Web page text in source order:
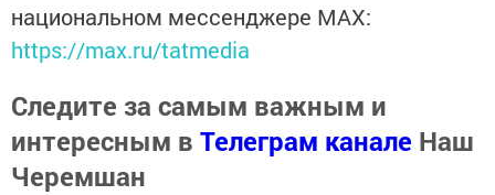
национальном мессенджере MАХ:
https://max.ru/tatmedia
Следите за самым важным и
интересным в Телеграм канале Наш
Черемшан